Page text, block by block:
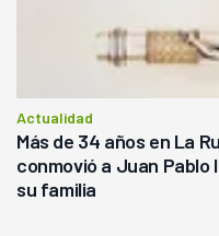
Actualidad
Más de 34 años en La
conmovió a Juan Pablo
su familia